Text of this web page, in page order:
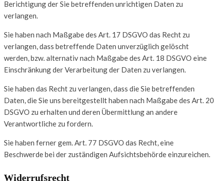
Berichtigung der Sie betreffenden unrichtigen Daten zu
verlangen.
Sie haben nach Maßgabe des Art. 17 DSGVO das Recht zu
verlangen, dass betreffende Daten unverzüglich gelöscht
werden, bzw. alternativ nach Maßgabe des Art. 18 DSGVO eine
Einschränkung der Verarbeitung der Daten zu verlangen.
Sie haben das Recht zu verlangen, dass die Sie betreffenden
Daten, die Sie uns bereitgestellt haben nach Maßgabe des Art. 20
DSGVO zu erhalten und deren Übermittlung an andere
Verantwortliche zu fordern.
Sie haben ferner gem. Art. 77 DSGVO das Recht, eine
Beschwerde bei der zuständigen Aufsichtsbehörde einzureichen.
Widerrufsrecht